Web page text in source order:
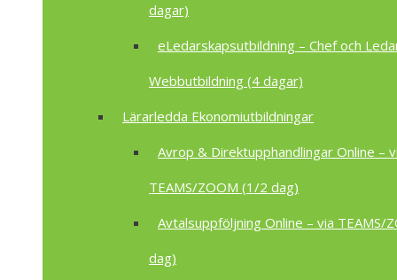
dagar)
eLedarskapsutbildning – Chef och
Webbutbildning (4 dagar)
Lärarledda Ekonomiutbildningar
Avrop & Direktupphandlingar Online –
TEAMS/ZOOM (1/2 dag)
Avtalsuppföljning Online – via TEAMS/
dag)